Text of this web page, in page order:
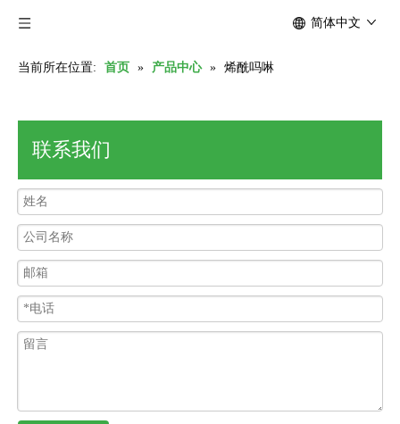
简体中文
当前所在位置: 首页 » 产品中心 » 烯酰吗啉
联系我们